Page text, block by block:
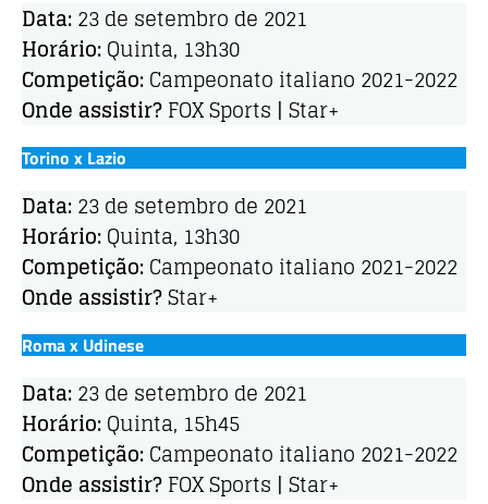
Data:23 de setembro de 2021
Horário:Quinta, 13h30
Competição:Campeonato italiano 2021-2022
Onde assistir?FOX Sports | Star+
Torino x Lazio
Data:23 de setembro de 2021
Horário:Quinta, 13h30
Competição:Campeonato italiano 2021-2022
Onde assistir?Star+
Roma x Udinese
Data:23 de setembro de 2021
Horário:Quinta, 15h45
Competição:Campeonato italiano 2021-2022
Onde assistir?FOX Sports | Star+